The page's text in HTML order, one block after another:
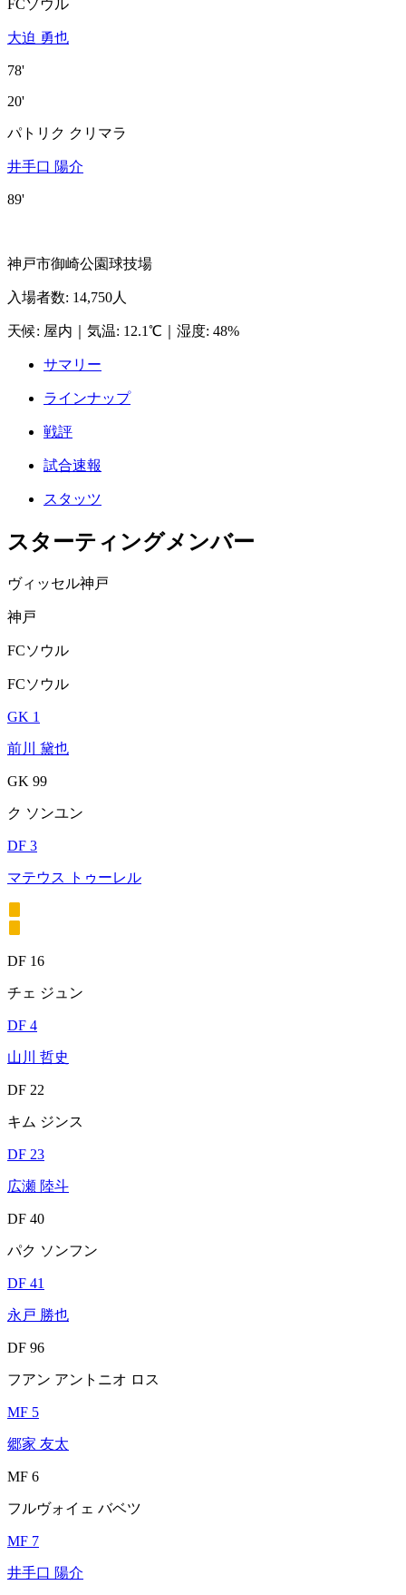
FCソウル
大迫 勇也
78'
20'
パトリク クリマラ
井手口 陽介
89'
神戸市御崎公園球技場
入場者数: 14,750人
天候: 屋内 気温: 12.1℃ 湿度: 48%
サマリー
ラインナップ
戦評
試合速報
スタッツ
スターティングメンバー
ヴィッセル神戸
神戸
FCソウル
FCソウル
GK 1
前川 黛也
GK 99
ク ソンユン
DF 3
マテウス トゥーレル
DF 16
チェ ジュン
DF 4
山川 哲史
DF 22
キム ジンス
DF 23
広瀬 陸斗
DF 40
パク ソンフン
DF 41
永戸 勝也
DF 96
フアン アントニオ ロス
MF 5
郷家 友太
MF 6
フルヴォイェ バベツ
MF 7
井手口 陽介